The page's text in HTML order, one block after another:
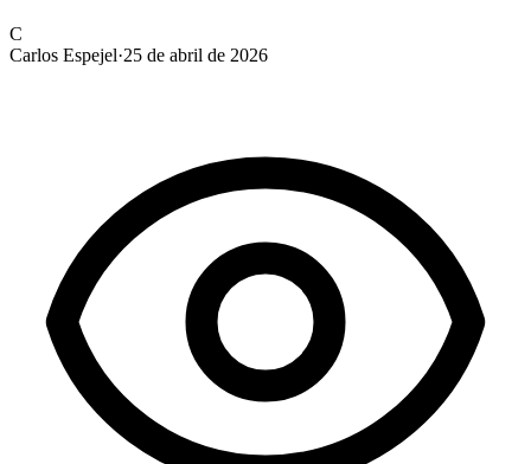
C
Carlos Espejel·25 de abril de 2026